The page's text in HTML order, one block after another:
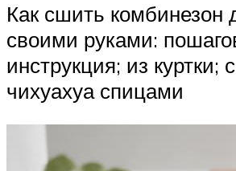
Как сшить комбинезон
своими руками:
инструкция; из куртки;
чихуахуа спицами